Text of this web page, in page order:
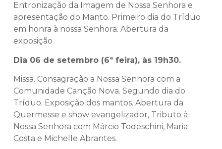
Entronização da Imagem de Nossa Senhora e
apresentação do Manto. Primeiro dia do Tríduo
em honra à nossa Senhora. Abertura da
exposição.
Dia 06 de setembro (6ª feira), às 19h30.
Missa. Consagração a Nossa Senhora com a
Comunidade Canção Nova. Segundo dia do
Tríduo. Exposição dos mantos. Abertura da
Quermesse e show evangelizador, Tributo à
Nossa Senhora com Márcio Todeschini, Maria
Costa e Michelle Abrantes.